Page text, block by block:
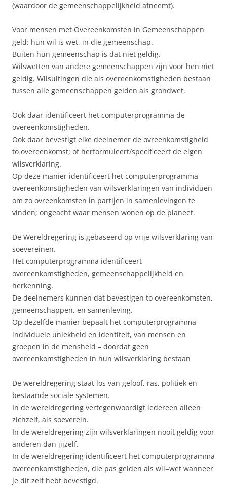
(waardoor de gemeenschappelijkheid afneemt).
Voor mensen met Overeenkomsten in Gemeenschappen
geld: hun wil is wet, in die gemeenschap.
Buiten hun gemeenschap is dat niet geldig.
Wilswetten van andere gemeenschappen zijn voor hen niet
geldig. Wilsuitingen die als overeenkomstigheden bestaan
tussen alle gemeenschappen gelden als grondwet.
Ook daar identificeert het computerprogramma de
overeenkomstigheden.
Ook daar bevestigt elke deelnemer de ovreenkomstigheid
to overeenkomst; of herformuleert/specificeert de eigen
wilsverklaring.
Op deze manier identificeert het computerprogramma
overeenkomstigheden van wilsverklaringen van individuen
om zo ovreenkomsten in partijen in samenlevingen te
vinden; ongeacht waar mensen wonen op de planeet.
De Wereldregering is gebaseerd op vrije wilsverklaring van
soevereinen.
Het computerprogramma identificeert
overeenkomstigheden, gemeenschappelijkheid en
herkenning.
De deelnemers kunnen dat bevestigen to overeenkomsten,
gemeenschappen, en samenleving.
Op dezelfde manier bepaalt het computerprogramma
individuele uniekheid en identiteit, van mensen en
groepen in de mensheid – doordat geen
overeenkomstigheden in hun wilsverklaring bestaan
De wereldregering staat los van geloof, ras, politiek en
bestaande sociale systemen.
In de wereldregering vertegenwoordigt iedereen alleen
zichzelf, als soeverein.
In de wereldregering zijn wilsverklaringen nooit geldig voor
anderen dan jijzelf.
In de wereldregering identificeert het computerprogramma
overeenkomstigheden, die pas gelden als wil=wet wanneer
je dit zelf hebt bevestigd.